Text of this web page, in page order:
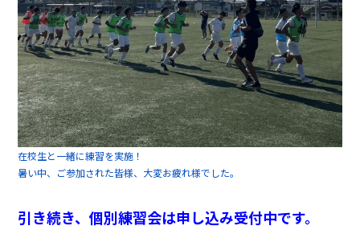
在校生と一緒に練習を実施！
暑い中、ご参加された皆様、大変お疲れ様でした。
引き続き、個別練習会は申し込み受付中です。